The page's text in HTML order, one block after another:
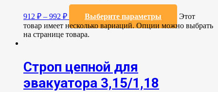
912 ₽ – 992 ₽ Выберите параметры
Этот
товар имеет несколько вариаций. Опции можно выбрать
на странице товара.
Строп цепной для
эвакуатора 3,15/1,18